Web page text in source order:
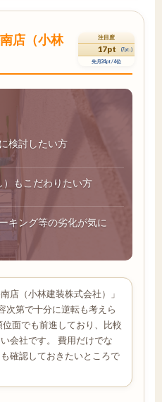
店（小林
注目度
17pt (7pt↓)
先月24pt / 4位
検討したい方
もこだわりたい方
キング等の劣化が気に
店（小林建装株式会社）」
次第で十分に逆転も考えら
面でも前進しており、比較
会社です。 費用だけでな
確認しておきたいところで